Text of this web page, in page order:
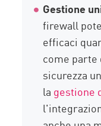
Gestione
firewall
efficaci
come
sicurezza
la gestione